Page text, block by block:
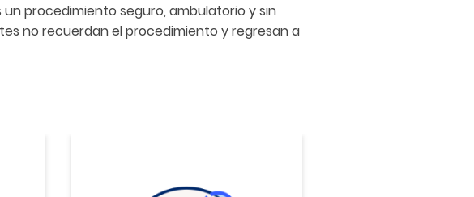
procedimiento seguro, ambulatorio y sin
no recuerdan el procedimiento y regresan a